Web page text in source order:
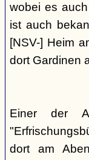
wobei es
ist auch
[NSV-] Heim
dort Gardinen
Einer der
dort am